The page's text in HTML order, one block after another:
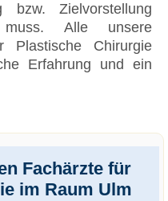
bzw. Zielvorstellung
muss. Alle unsere
Plastische Chirurgie
Erfahrung und ein
Fachärzte für
im Raum Ulm